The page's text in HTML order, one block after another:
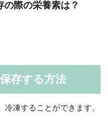
際の栄養素は？
存する方法
凍することができます。